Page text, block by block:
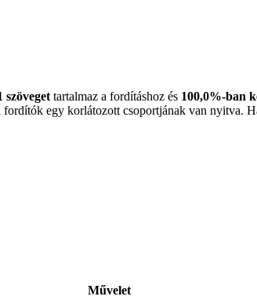
szöveget tartalmaz a fordításhoz és 100,0%-ban
egy korlátozott csoportjának van nyitva.
Művelet